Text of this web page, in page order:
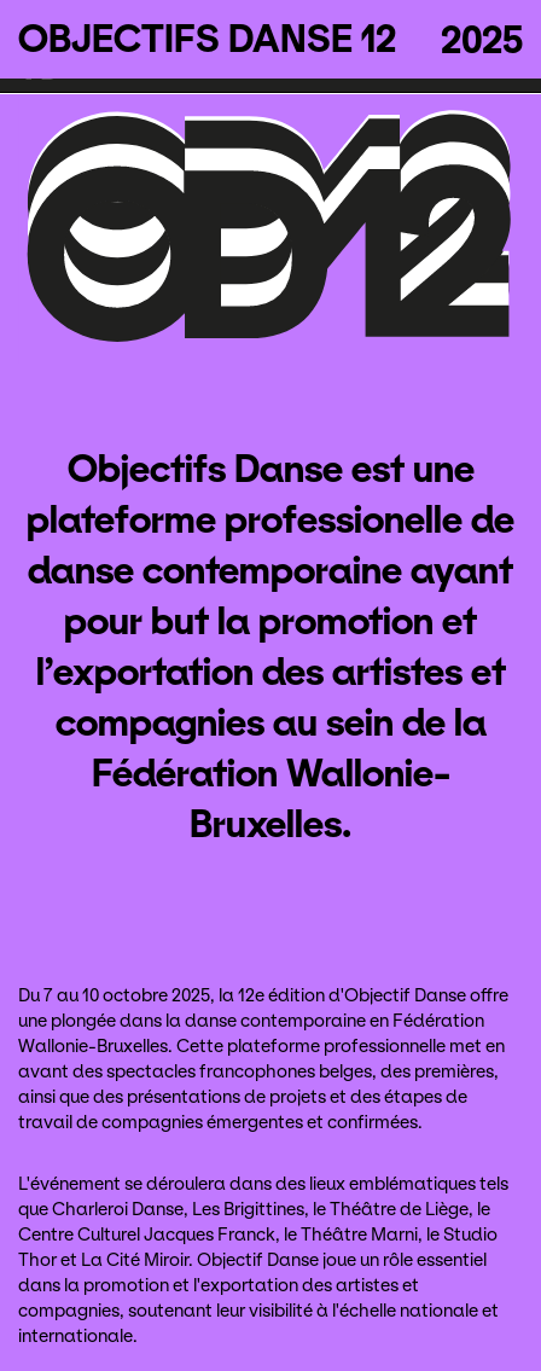
OBJECTIFS DANSE 12 2025
Objectifs Danse est une
plateforme professionelle de
danse contemporaine ayant
pour but la promotion et
l’exportation des artistes et
compagnies au sein de la
Fédération Wallonie-
Bruxelles.
Du 7 au 10 octobre 2025, la 12e édition d'Objectif Danse offre
une plongée dans la danse contemporaine en Fédération
Wallonie-Bruxelles. Cette plateforme professionnelle met en
avant des spectacles francophones belges, des premières,
ainsi que des présentations de projets et des étapes de
travail de compagnies émergentes et confirmées.
L'événement se déroulera dans des lieux emblématiques tels
que Charleroi Danse, Les Brigittines, le Théâtre de Liège, le
Centre Culturel Jacques Franck, le Théâtre Marni, le Studio
Thor et La Cité Miroir. Objectif Danse joue un rôle essentiel
dans la promotion et l'exportation des artistes et
compagnies, soutenant leur visibilité à l'échelle nationale et
internationale.